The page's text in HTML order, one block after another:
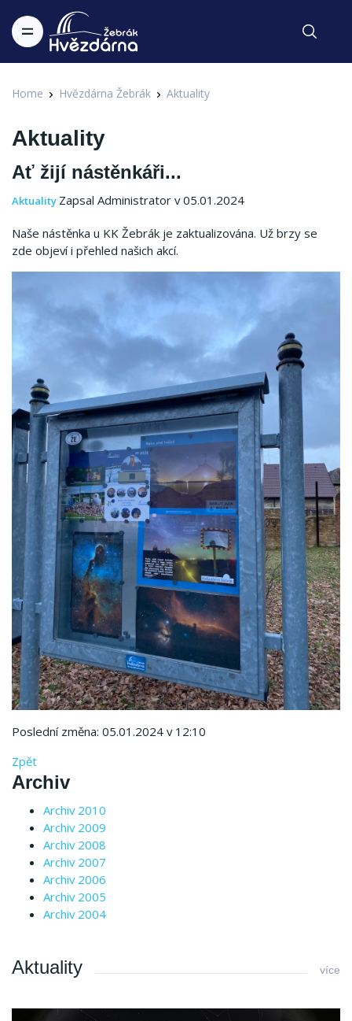
Home Hvězdárna Žebrák Aktuality
Aktuality
Ať žijí nástěnkáři...
Aktuality Zapsal Administrator v 05.01.2024
Naše nástěnka u KK Žebrák je zaktualizována. Už brzy se
zde objeví i přehled našich akcí.
Poslední změna: 05.01.2024 v 12:10
Zpět
Archiv
Archiv 2010
Archiv 2009
Archiv 2008
Archiv 2007
Archiv 2006
Archiv 2005
Archiv 2004
Aktuality více